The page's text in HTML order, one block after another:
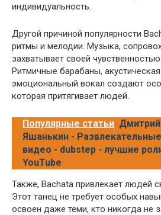
индивидуальность.
Другой причиной популярности
ритмы и мелодии. Музыка,
захватывает своей
Ритмичные барабаны, акустическая
эмоциональный вокал создают
которая притягивает людей.
Популярные статьи Дмитрий
Яшанькин - Развлекательные
видео - dubstep - лучшие
YouTube
Также, Bachata привлекает людей
Этот танец не требует особых
освоен даже теми, кто никогда не